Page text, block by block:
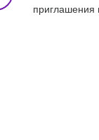
приглашения